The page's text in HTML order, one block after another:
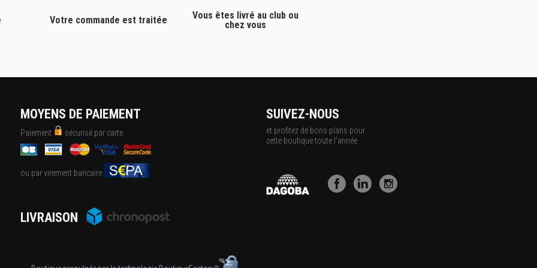
Votre commande est traitée
Vous êtes livré au club ou
chez vous
MOYENS DE PAIEMENT
Paiement sécurisé par carte
ou par virement bancaire
LIVRAISON
SUIVEZ-NOUS
et profitez de bons plans pour
cette boutique toute l'année